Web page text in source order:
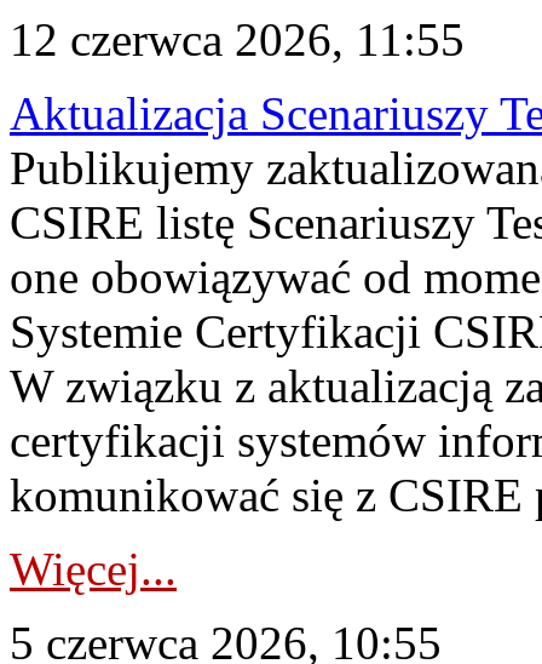
12 czerwca 2026, 11:55
Aktualizacja Scenariuszy
Publikujemy
CSIRE listę Scenariuszy
one obowiązywać od
Systemie Certyfikacji
W związku z aktualizacją
certyfikacji systemów
komunikować się z
Więcej...
5 czerwca 2026, 10:55